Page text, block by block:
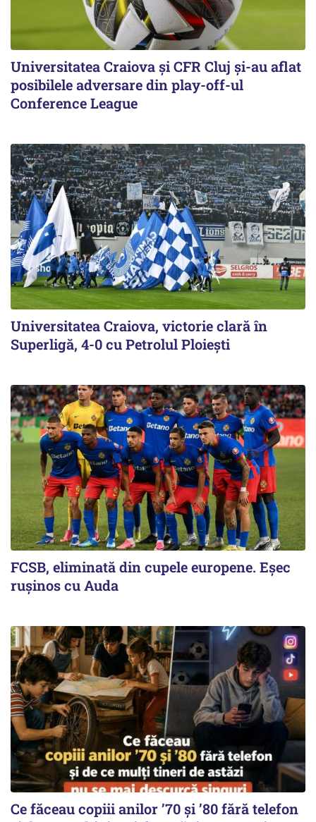
Universitatea Craiova și CFR Cluj și-au aflat
posibilele adversare din play-off-ul
Conference League
Universitatea Craiova, victorie clară în
Superligă, 4-0 cu Petrolul Ploieşti
FCSB, eliminată din cupele europene. Eşec
ruşinos cu Auda
Ce făceau copiii anilor ’70 și ’80 fără telefon